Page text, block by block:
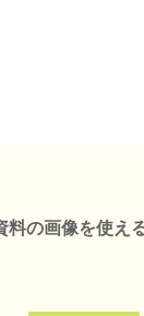
料の画像を使え